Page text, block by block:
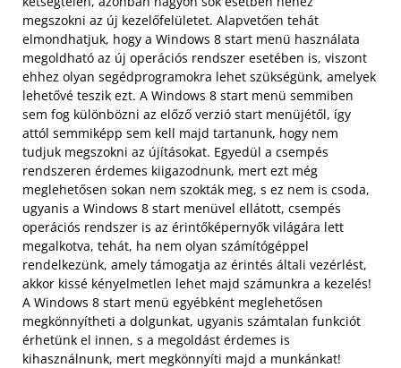
megszokni az új kezelőfelületet. Alapvetően tehát
elmondhatjuk, hogy a Windows 8 start menü használata
megoldható az új operációs rendszer esetében is, viszont
ehhez olyan segédprogramokra lehet szükségünk, amelyek
lehetővé teszik ezt. A Windows 8 start menü semmiben
sem fog különbözni az előző verzió start menüjétől, így
attól semmiképp sem kell majd tartanunk, hogy nem
tudjuk megszokni az újításokat. Egyedül a csempés
rendszeren érdemes kiigazodnunk, mert ezt még
meglehetősen sokan nem szokták meg, s ez nem is csoda,
ugyanis a Windows 8 start menüvel ellátott, csempés
operációs rendszer is az érintőképernyők világára lett
megalkotva, tehát, ha nem olyan számítógéppel
rendelkezünk, amely támogatja az érintés általi vezérlést,
akkor kissé kényelmetlen lehet majd számunkra a kezelés!
A Windows 8 start menü egyébként meglehetősen
megkönnyítheti a dolgunkat, ugyanis számtalan funkciót
érhetünk el innen, s a megoldást érdemes is
kihasználnunk, mert megkönnyíti majd a munkánkat!